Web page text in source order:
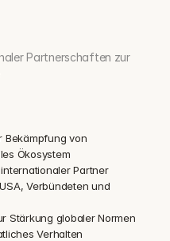
Partnerschaften zur
Bekämpfung von
Ökosystem
Partner
Verbündeten und
Stärkung globaler Normen
Verhalten